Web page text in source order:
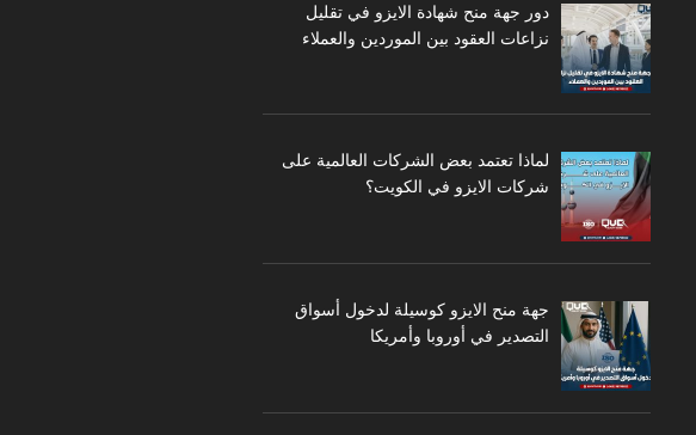
دور جهة منح شهادة الايزو في تقليل
نزاعات العقود بين الموردين والعملاء
لماذا تعتمد بعض الشركات العالمية على
شركات الايزو في الكويت؟
جهة منح الايزو كوسيلة لدخول أسواق
التصدير في أوروبا وأمريكا